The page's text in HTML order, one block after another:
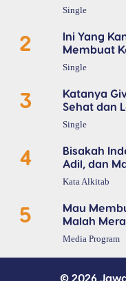
Single
2
Ini Yang
Membuat
Single
3
Katanya
Sehat dan
Single
4
Bisakah
Adil, dan
Kata Alkitab
5
Mau
Malah
Media Program
© 2026